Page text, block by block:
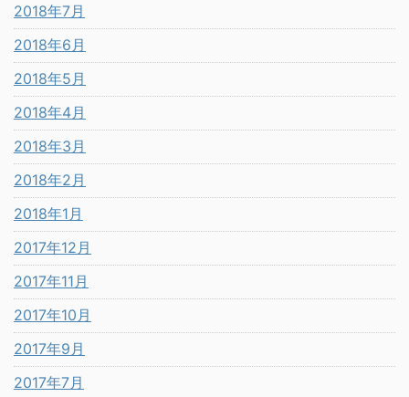
2018年7月
2018年6月
2018年5月
2018年4月
2018年3月
2018年2月
2018年1月
2017年12月
2017年11月
2017年10月
2017年9月
2017年7月